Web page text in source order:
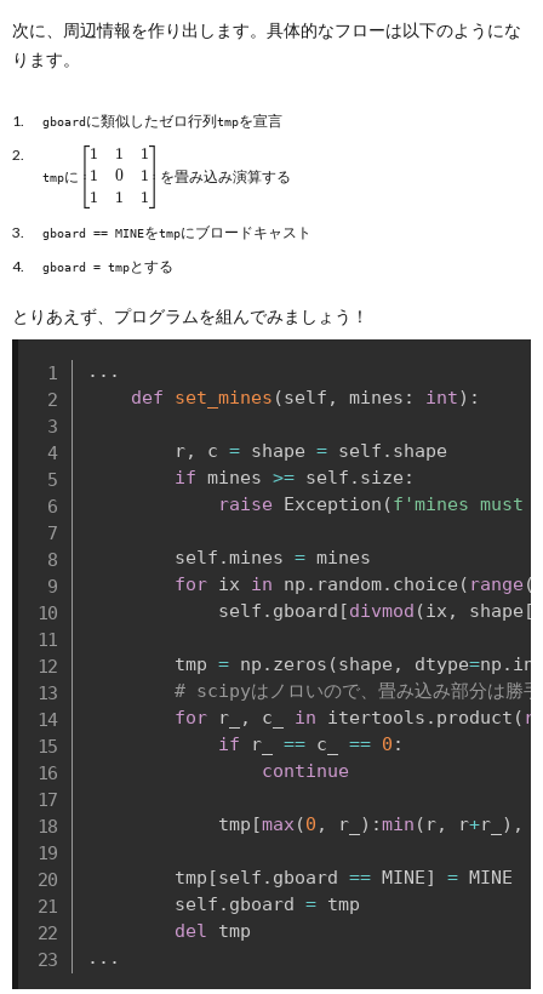
次に、周辺情報を作り出します。具体的なフローは以下のようにな
ります。
gboardに類似したゼロ行列tmpを宣言
tmpに
11 1 1
を畳み込み演算する
gboard == MINEをtmpにブロードキャスト
gboard = tmpとする
とりあえず、プログラムを組んでみましょう！
. . .
def
set_mines (self , mines : int) :
        r
, c = shape = self . shape
if mines >= self . size :
raise Exception (f'mines must
        self
.mines = mines
for ix in np . random. choice ( range (
            self
. gboard [divmod (ix , shape [
        tmp
= np . zeros (shape , dtype=np .
# scipyはノロいので、畳み込み部分は勝
for r_ , c_ in itertools . product (
if r_ == c_ == 0 :
continue
            tmp
[max (0 , r_ ) :min ( r, r+r_ ) ,
        tmp
[self . gboard == MINE] = MINE
        self
. gboard = tmp
del
. . .